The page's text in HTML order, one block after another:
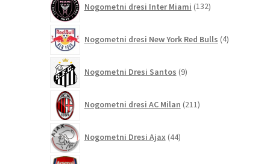
Nogometni dresi Inter Miami 132izdelkov
Nogometni dresi New York Red Bulls 4izdelki
Nogometni Dresi Santos 9izdelkov
Nogometni dresi AC Milan 211izdelkov
Nogometni Dresi Ajax 44izdelkov